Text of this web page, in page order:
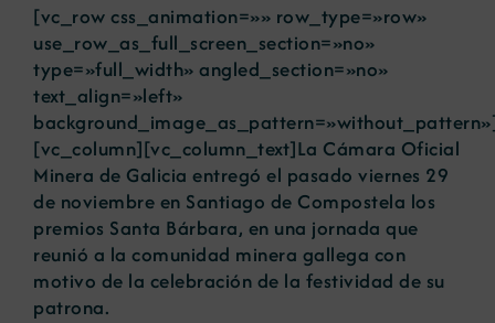
[vc_row css_animation=»» row_type=»row»
use_row_as_full_screen_section=»no»
type=»full_width» angled_section=»no»
text_align=»left»
[vc_column][vc_column_text]La Cámara Oficial
Minera de Galicia entregó el pasado viernes 29
de noviembre en Santiago de Compostela los
premios Santa Bárbara, en una jornada que
reunió a la comunidad minera gallega con
motivo de la celebración de la festividad de su
patrona.